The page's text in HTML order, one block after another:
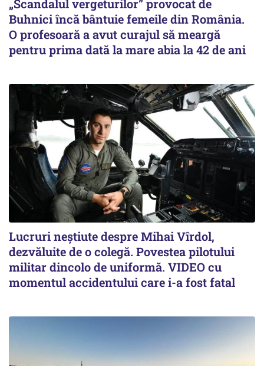
„Scandalul vergeturilor” provocat de
Buhnici încă bântuie femeile din România.
O profesoară a avut curajul să meargă
pentru prima dată la mare abia la 42 de ani
Lucruri neștiute despre Mihai Vîrdol,
dezvăluite de o colegă. Povestea pilotului
militar dincolo de uniformă. VIDEO cu
momentul accidentului care i-a fost fatal